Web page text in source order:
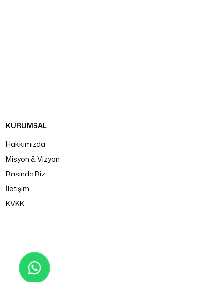
KURUMSAL
Hakkımızda
Misyon & Vizyon
Basında Biz
İletişim
KVKK